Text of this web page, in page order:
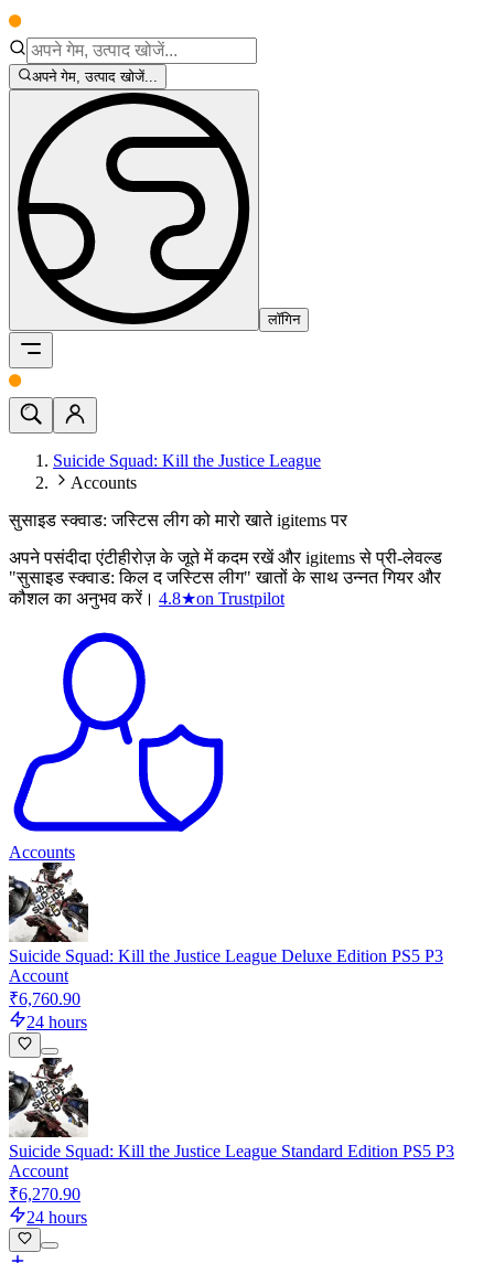
अपने गेम, उत्पाद खोजें...
लॉगिन
Suicide Squad: Kill the Justice League
Accounts
सुसाइड स्क्वाड: जस्टिस लीग को मारो खाते igitems पर
अपने पसंदीदा एंटीहीरोज़ के जूते में कदम रखें और igitems से प्री-लेवल्ड
"सुसाइड स्क्वाड: किल द जस्टिस लीग" खातों के साथ उन्नत गियर और
कौशल का अनुभव करें। 4.8★on Trustpilot
Accounts
Suicide Squad: Kill the Justice League Deluxe Edition PS5 P3
Account
₹6,760.90
24 hours
Suicide Squad: Kill the Justice League Standard Edition PS5 P3
Account
₹6,270.90
24 hours